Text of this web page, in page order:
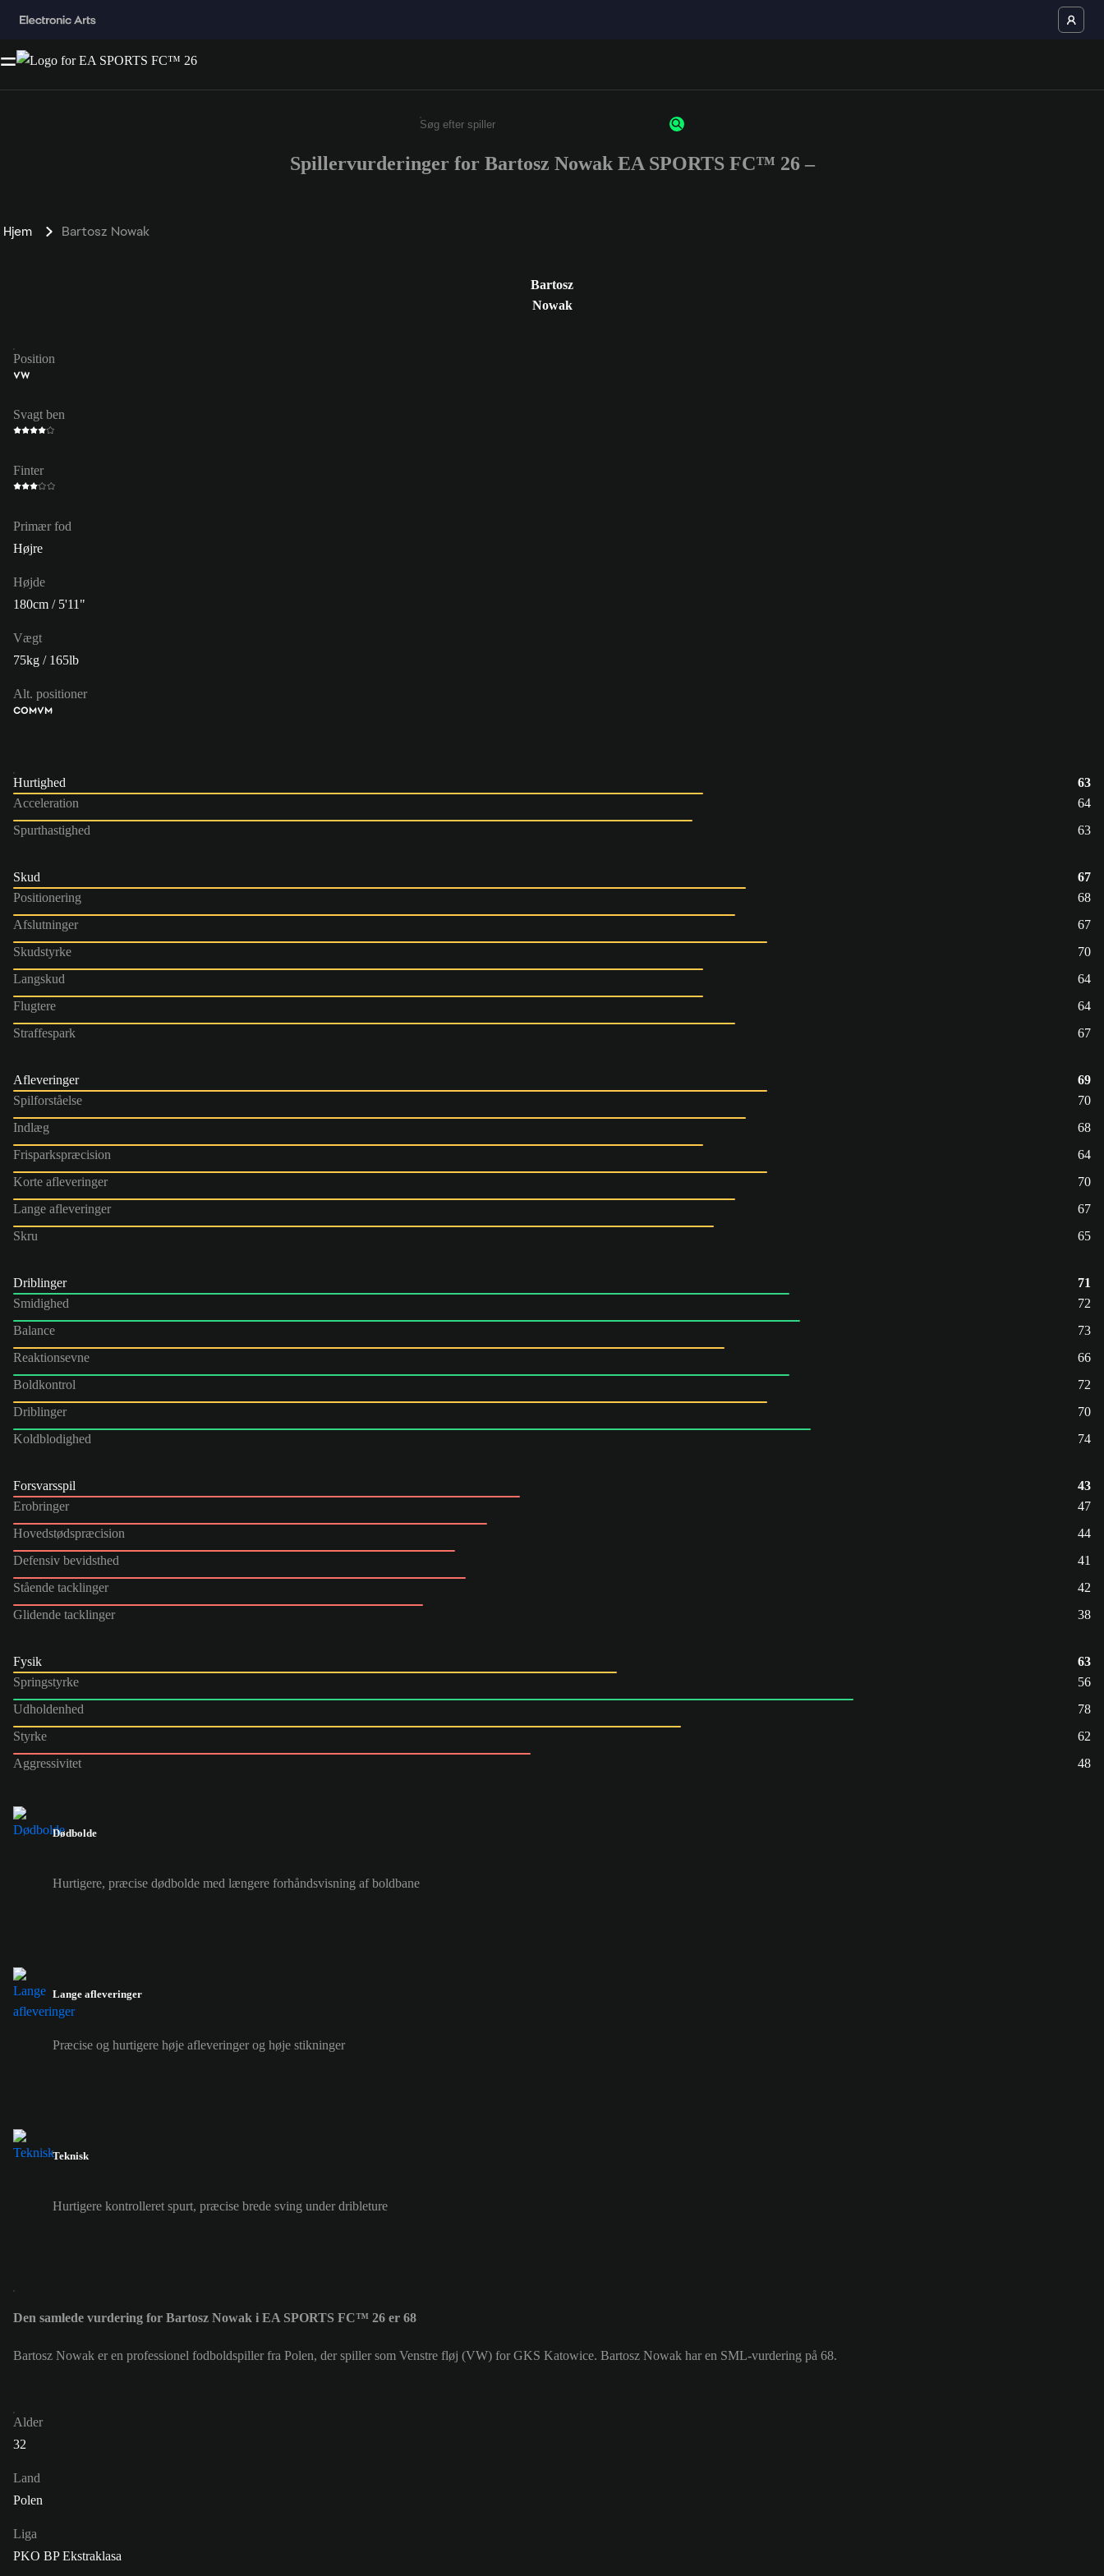
Enter a minimum of 3 characters or numbers
Spillervurderinger for Bartosz Nowak EA SPORTS FC™ 26 –
Hjem Bartosz Nowak
Bartosz
Nowak
Position
VW
Svagt ben
Finter
Primær fod
Højre
Højde
180cm / 5'11"
Vægt
75kg / 165lb
Alt. positioner
COMVM
Hurtighed
63
Acceleration
64
Spurthastighed
63
Skud
67
Positionering
68
Afslutninger
67
Skudstyrke
70
Langskud
64
Flugtere
64
Straffespark
67
Afleveringer
69
Spilforståelse
70
Indlæg
68
Frisparkspræcision
64
Korte afleveringer
70
Lange afleveringer
67
Skru
65
Driblinger
71
Smidighed
72
Balance
73
Reaktionsevne
66
Boldkontrol
72
Driblinger
70
Koldblodighed
74
Forsvarsspil
43
Erobringer
47
Hovedstødspræcision
44
Defensiv bevidsthed
41
Stående tacklinger
42
Glidende tacklinger
38
Fysik
63
Springstyrke
56
Udholdenhed
78
Styrke
62
Aggressivitet
48
Dødbolde
Hurtigere, præcise dødbolde med længere forhåndsvisning af boldbane
Lange afleveringer
Præcise og hurtigere høje afleveringer og høje stikninger
Teknisk
Hurtigere kontrolleret spurt, præcise brede sving under dribleture
Den samlede vurdering for Bartosz Nowak i EA SPORTS FC™ 26 er 68
Bartosz Nowak er en professionel fodboldspiller fra Polen, der spiller som Venstre fløj (VW) for GKS Katowice. Bartosz Nowak har en SML-vurdering på 68.
Alder
32
Land
Polen
Liga
PKO BP Ekstraklasa